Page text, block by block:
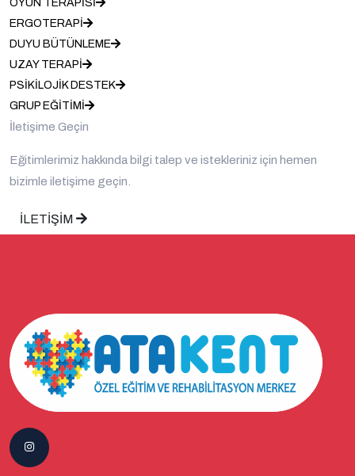
OYUN TERAPİSİ
ERGOTERAPİ
DUYU BÜTÜNLEME
UZAY TERAPİ
PSİKİLOJİK DESTEK
GRUP EĞİTİMİ
İletişime Geçin
Eğitimlerimiz hakkında bilgi talep ve istekleriniz için hemen
bizimle iletişime geçin.
İLETİŞİM